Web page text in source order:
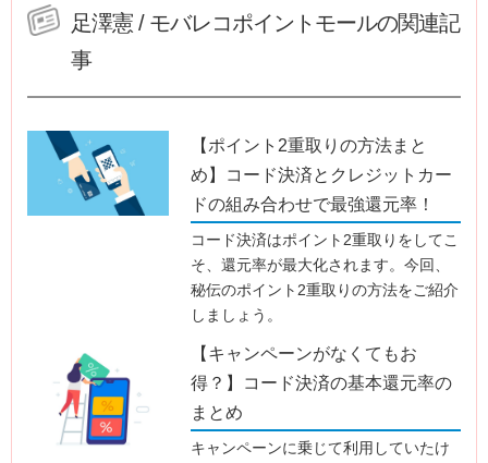
足澤憲 / モバレコポイントモールの関連記
事
【ポイント2重取りの方法まと
め】コード決済とクレジットカー
ドの組み合わせで最強還元率！
コード決済はポイント2重取りをしてこ
そ、還元率が最大化されます。今回、
秘伝のポイント2重取りの方法をご紹介
しましょう。
【キャンペーンがなくてもお
得？】コード決済の基本還元率の
まとめ
キャンペーンに乗じて利用していたけ